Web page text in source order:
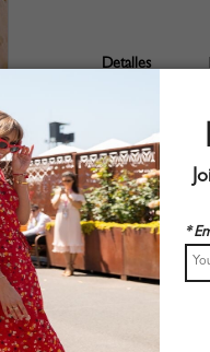
Detalles
Detalle plisado
Adecuado para ropa
Estilo chic
Lavar a máquina
Ajuste regular
Material no elástico
100% Poliéster
Compre este
*